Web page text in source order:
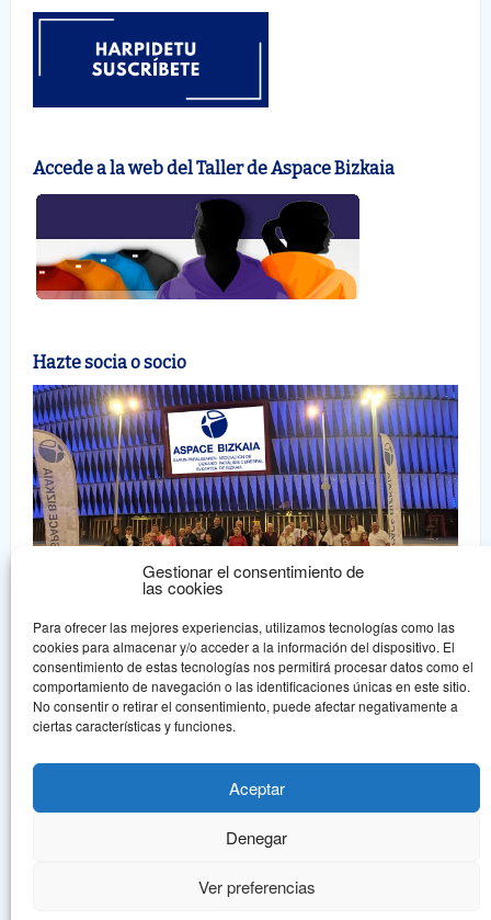
Gestionar el consentimiento de
las cookies
Para ofrecer las mejores experiencias, utilizamos tecnologías como las
cookies para almacenar y/o acceder a la información del dispositivo. El
consentimiento de estas tecnologías nos permitirá procesar datos como el
comportamiento de navegación o las identificaciones únicas en este sitio.
No consentir o retirar el consentimiento, puede afectar negativamente a
ciertas características y funciones.
Aceptar
Denegar
Ver preferencias
Accede a la web del Taller de Aspace Bizkaia
Hazte socia o socio
Aspace Bizkaia
Aspace Bizkaia es una asociación sin ánimo de lucro declarada de
Utilidad Pública que nace en 1.978, en un intento de dar una
respuesta asociativa a la problemática de la parálisis cerebral.